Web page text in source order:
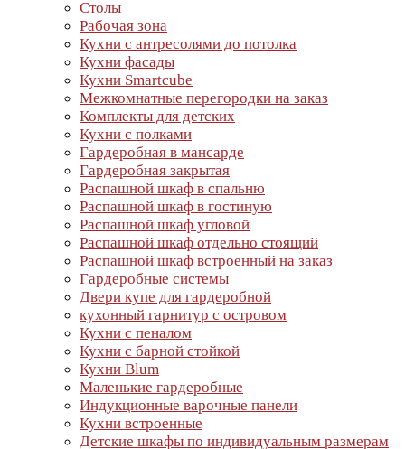
Столы
Рабочая зона
Кухни с антресолями до потолка
Кухни фасады
Кухни Smartcube
Межкомнатные перегородки на заказ
Комплекты для детских
Кухни с полками
Гардеробная в мансарде
Гардеробная закрытая
Распашной шкаф в спальню
Распашной шкаф в гостиную
Распашной шкаф угловой
Распашной шкаф отдельно стоящий
Распашной шкаф встроенный на заказ
Гардеробные системы
Двери купе для гардеробной
кухонный гарнитур с островом
Кухни с пеналом
Кухни с барной стойкой
Кухни Blum
Маленькие гардеробные
Индукционные варочные панели
Кухни встроенные
Детские шкафы по индивидуальным размерам